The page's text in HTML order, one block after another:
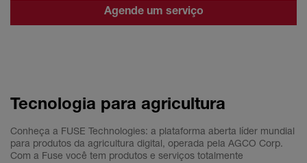
Agende um serviço
Tecnologia para agricultura
Conheça a FUSE Technologies: a plataforma aberta líder mundial
para produtos da agricultura digital, operada pela AGCO Corp.
Com a Fuse você tem produtos e serviços totalmente